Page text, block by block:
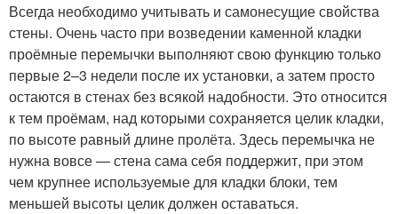
Всегда необходимо учитывать и самонесущие свойства
стены. Очень часто при возведении каменной кладки
проёмные перемычки выполняют свою функцию только
первые 2–3 недели после их установки, а затем просто
остаются в стенах без всякой надобности. Это относится
к тем проёмам, над которыми сохраняется целик кладки,
по высоте равный длине пролёта. Здесь перемычка не
нужна вовсе — стена сама себя поддержит, при этом
чем крупнее используемые для кладки блоки, тем
меньшей высоты целик должен оставаться.